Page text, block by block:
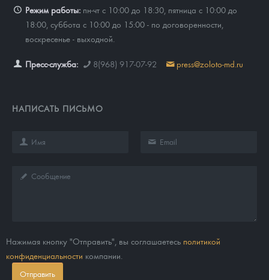
Режим работы: пн-чт с 10:00 до 18:30, пятница с 10:00 до
18:00, суббота с 10:00 до 15:00 - по договоренности,
воскресенье - выходной.
Пресс-служба: 8(968) 917-07-92 press@zoloto-md.ru
НАПИСАТЬ ПИСЬМО
Нажимая кнопку "Отправить", вы соглашаетесь политикой
конфиденциальности компании.
Отправить